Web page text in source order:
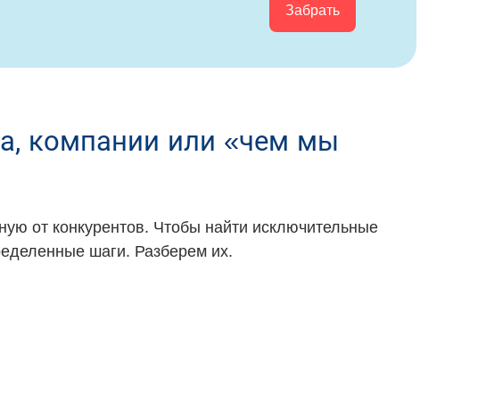
Забрать
компании или «чем мы
от конкурентов. Чтобы найти исключительные
шаги. Разберем их.